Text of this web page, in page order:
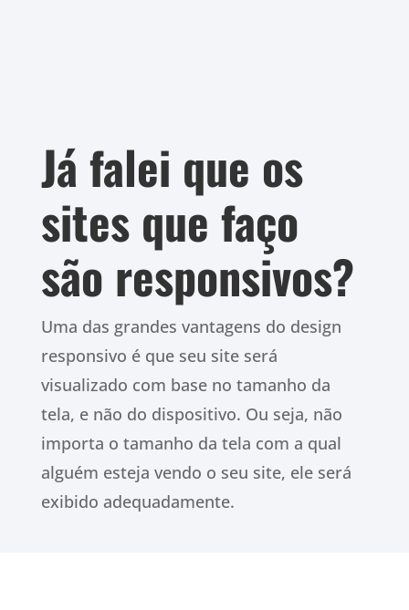
Já falei que os
sites que faço
são responsivos?
Uma das grandes vantagens do design
responsivo é que seu site será
visualizado com base no tamanho da
tela, e não do dispositivo. Ou seja, não
importa o tamanho da tela com a qual
alguém esteja vendo o seu site, ele será
exibido adequadamente.